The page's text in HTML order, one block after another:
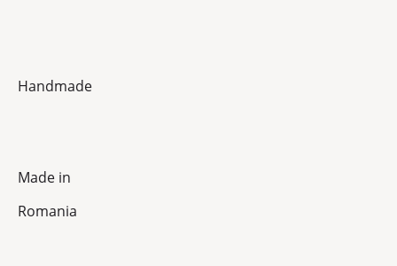
Handmade
Made in
Romania